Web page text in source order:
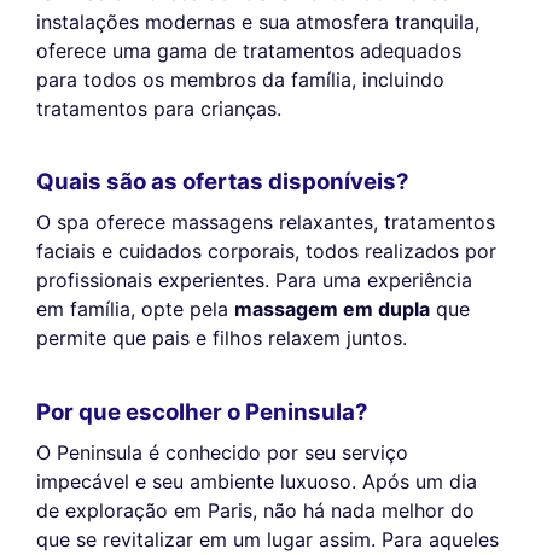
instalações modernas e sua atmosfera tranquila,
oferece uma gama de tratamentos adequados
para todos os membros da família, incluindo
tratamentos para crianças.
Quais são as ofertas disponíveis?
O spa oferece massagens relaxantes, tratamentos
faciais e cuidados corporais, todos realizados por
profissionais experientes. Para uma experiência
em família, opte pela massagem em dupla que
permite que pais e filhos relaxem juntos.
Por que escolher o Peninsula?
O Peninsula é conhecido por seu serviço
impecável e seu ambiente luxuoso. Após um dia
de exploração em Paris, não há nada melhor do
que se revitalizar em um lugar assim. Para aqueles